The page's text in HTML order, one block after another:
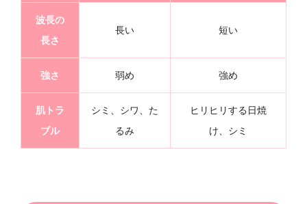
波長の
長さ
長い 短い
強さ 弱め 強め
肌トラ
ブル
シミ、シワ、た
るみ
ヒリヒリする日焼
け、シミ